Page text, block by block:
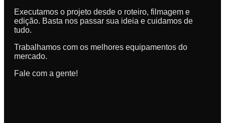
Executamos o projeto desde o roteiro, filmagem e
edição. Basta nos passar sua ideia e cuidamos de
tudo.
Trabalhamos com os melhores equipamentos do
mercado.
Fale com a gente!